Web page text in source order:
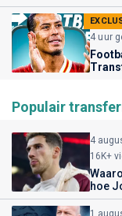
4 uur
Populair
4
16K+
hoe
1